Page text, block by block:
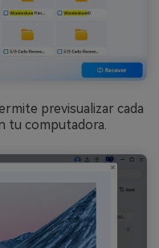
previsualizar cada
tu computadora.